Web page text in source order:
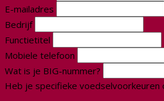
E-mailadres
Bedrijf
Functietitel
Mobiele telefoon
Wat is je BIG-nummer?
Heb je specifieke voedselvoorkeuren